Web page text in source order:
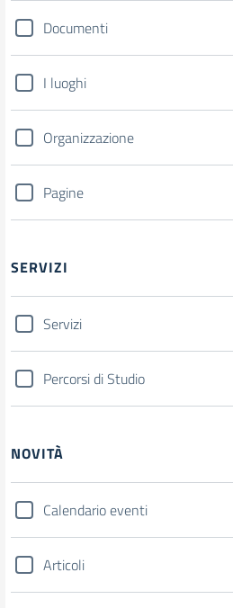
Documenti
I luoghi
Organizzazione
Pagine
SERVIZI
Servizi
Percorsi di Studio
NOVITÀ
Calendario eventi
Articoli